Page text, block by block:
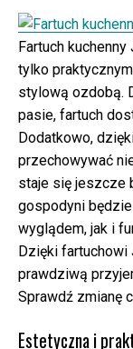
Fartuch
tylko
stylową ozdobą.
pasie, fartuch
Dodatkowo,
przechowywać
staje się jeszcze
gospodyni
wyglądem, jak i
Dzięki
prawdziwą
Sprawdź zmianę
Estetyczna i